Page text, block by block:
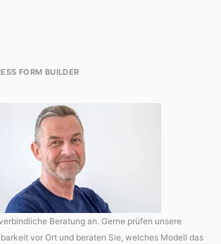
FORM BUILDER
Beratung an. Gerne prüfen unsere
vor Ort und beraten Sie, welches Modell das